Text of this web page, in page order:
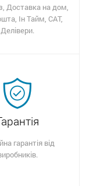
Доставка на дом,
Ін Тайм, САТ,
Делівери.
гарантія від